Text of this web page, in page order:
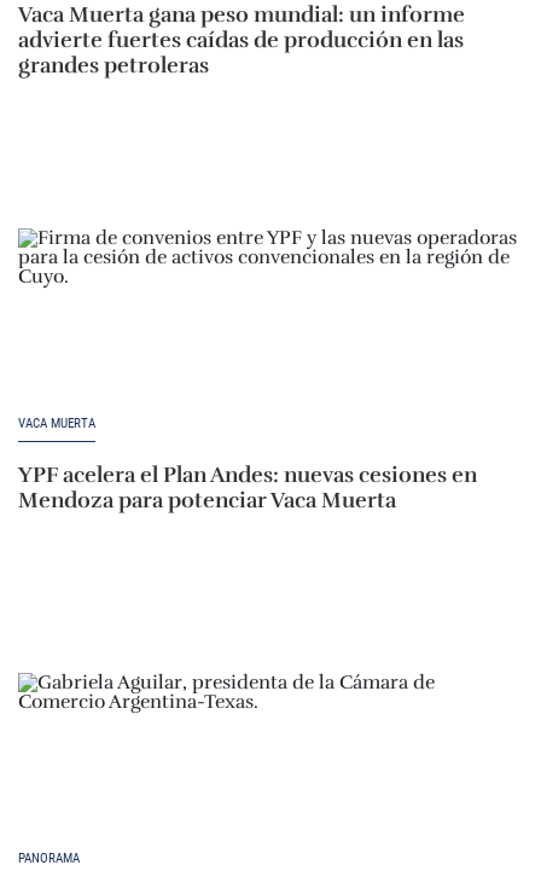
Vaca Muerta gana peso mundial: un informe
advierte fuertes caídas de producción en las
grandes petroleras
VACA MUERTA
YPF acelera el Plan Andes: nuevas cesiones en
Mendoza para potenciar Vaca Muerta
PANORAMA